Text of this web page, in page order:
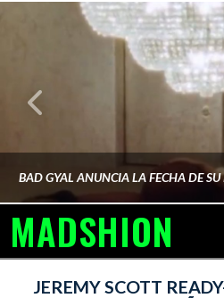
MADSHION
JEREMY SCOTT